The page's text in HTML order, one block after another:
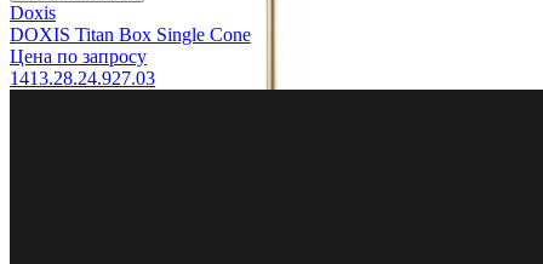
Doxis
DOXIS Titan Box Single Cone
Цена по запросу
1413.28.24.927.03